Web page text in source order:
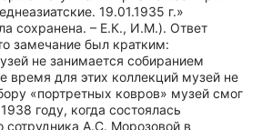
19.01.1935 г.»
сохранена. – Е.К., И.М.). Ответ
замечание был кратким:
не занимается собиранием
время для этих коллекций музей не
«портретных ковров» музей смог
году, когда состоялась
сотрудника А.С. Морозовой в